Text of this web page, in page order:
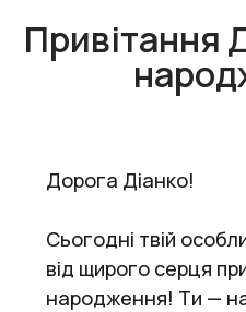
Привітання
Дорога Діанко!
Сьогодні твій
від щирого серця
народження! Ти —